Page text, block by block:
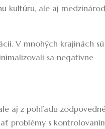
kultúru, ale aj
V mnohých krajinách sú
sa negatívne
aj z pohľadu
problémy s